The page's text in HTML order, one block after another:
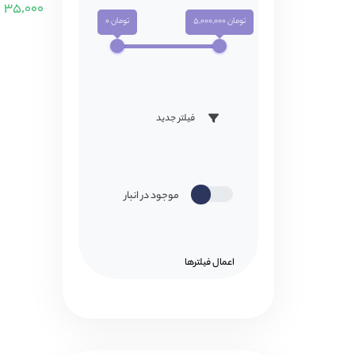
تومان 0 تومان 5,000,000
فیلتر جدید
موجود در انبار
اعمال فیلتر‌ها
۳۵,۰۰۰